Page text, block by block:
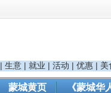
| 生意 | 就业 | 活动 | 优惠 | 美
蒙城黄页 《蒙城华